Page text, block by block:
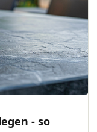
- so